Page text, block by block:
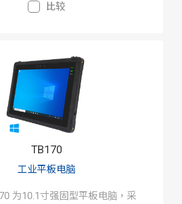
比较
TB170
工业平板电脑
为10.1寸强固型平板电脑，采